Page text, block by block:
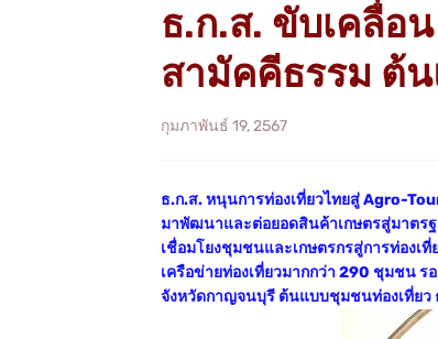
ธ.ก.ส. ขับเคลื่อ
สามัคคีธรรม ต้
กุมภาพันธ์ 19, 2567
ธ.ก.ส. หนุนการท่องเที่ยวไทยสู่ Agro-
มาพัฒนาและต่อยอดสินค้าเกษตรสู่มาตร
เชื่อมโยงชุมชนและเกษตรกรสู่การท่องเ
เครือข่ายท่องเที่ยวมากกว่า 290 ชุมชน
จังหวัดกาญจนบุรี ต้นแบบชุมชนท่องเที่ยว